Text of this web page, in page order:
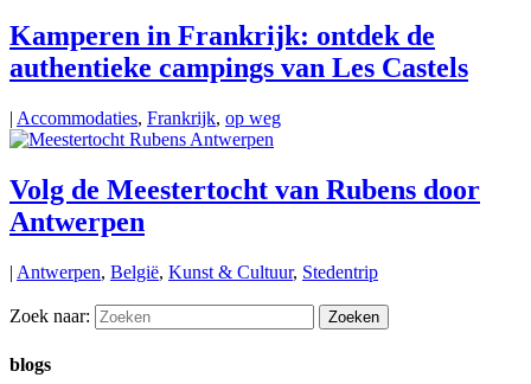
Kamperen in Frankrijk: ontdek de
authentieke campings van Les Castels
| Accommodaties, Frankrijk, op weg
Volg de Meestertocht van Rubens door
Antwerpen
| Antwerpen, België, Kunst & Cultuur, Stedentrip
Zoek naar:
blogs